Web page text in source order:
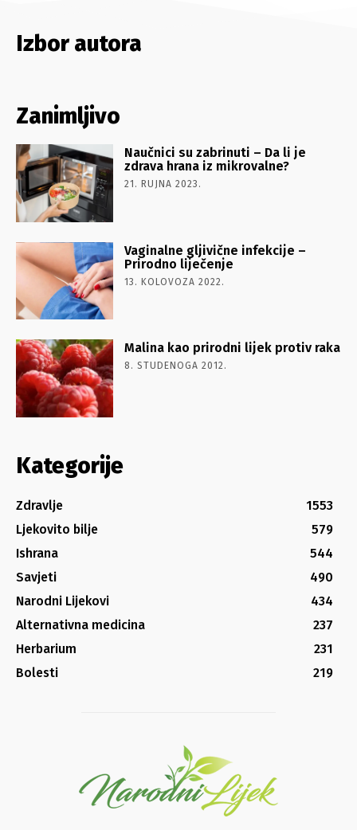
Izbor autora
Zanimljivo
Naučnici su zabrinuti – Da li je
zdrava hrana iz mikrovalne?
21. RUJNA 2023.
Vaginalne gljivične infekcije –
Prirodno liječenje
13. KOLOVOZA 2022.
Malina kao prirodni lijek protiv raka
8. STUDENOGA 2012.
Kategorije
Zdravlje
1553
Ljekovito bilje
579
Ishrana
544
Savjeti
490
Narodni Lijekovi
434
Alternativna medicina
237
Herbarium
231
Bolesti
219